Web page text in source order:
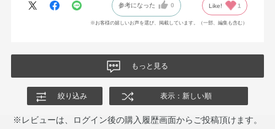
お値段は良いですが、定期的に購入しようと思いました。
お顔に使えるなら、ハンドにも使えるのでは？と思いました。
参考になった 0 Like! 1
※お客様の嬉しいお声を選び、掲載しています。（一部、編集も含む）
もっと見る
絞り込み 表示：新しい順
※レビューは、ログイン後の購入履歴画面からご投稿頂けます。